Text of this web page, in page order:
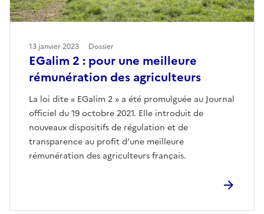
EGalim 2 : pour une meilleure
rémunération des agriculteurs
La loi dite « EGalim 2 » a été promulguée au Journal
officiel du 19 octobre 2021. Elle introduit de
nouveaux dispositifs de régulation et de
transparence au profit d’une meilleure
rémunération des agriculteurs français.
13 janvier 2023 Dossier